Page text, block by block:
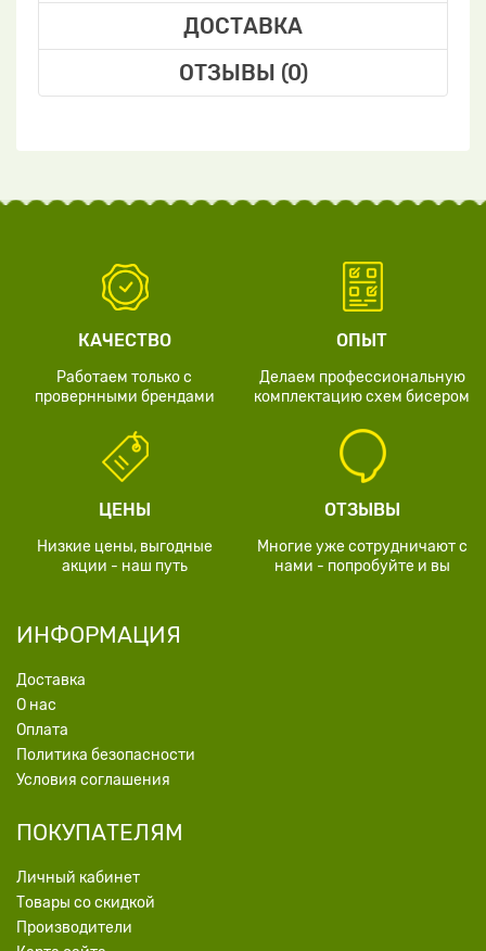
ДОСТАВКА
ОТЗЫВЫ (0)
КАЧЕСТВО
Работаем только с
провернными брендами
ОПЫТ
Делаем профессиональную
комплектацию схем бисером
ЦЕНЫ
Низкие цены, выгодные
акции - наш путь
ОТЗЫВЫ
Многие уже сотрудничают с
нами - попробуйте и вы
ИНФОРМАЦИЯ
Доставка
О нас
Оплата
Политика безопасности
Условия соглашения
ПОКУПАТЕЛЯМ
Личный кабинет
Товары со скидкой
Производители